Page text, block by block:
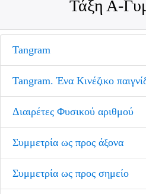
Τάξη Α-
Tangram
Tangram. Ένα Κινέζικο
Διαιρέτες Φυσικού αριθμού
Συμμετρία ως προς άξονα
Συμμετρία ως προς σημείο